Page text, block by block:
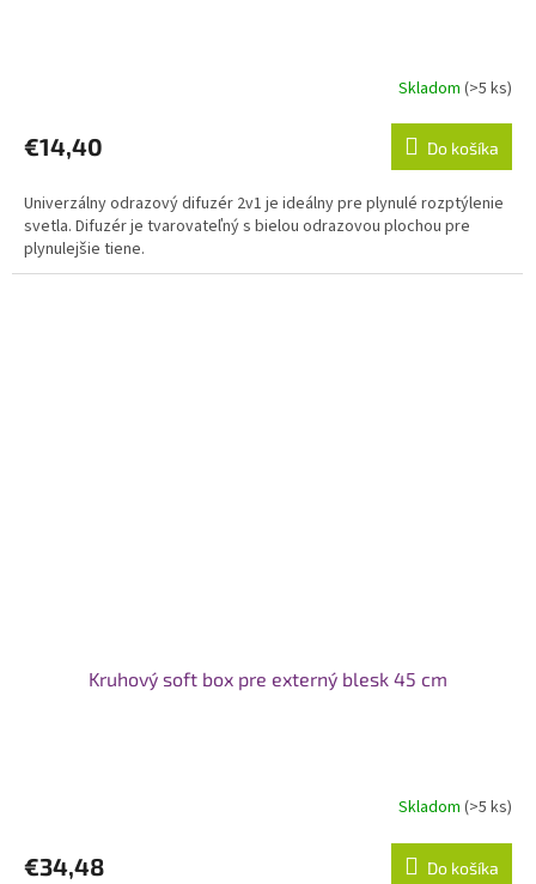
Skladom (>5 ks)
€14,40 Do košíka
Univerzálny odrazový difuzér 2v1 je ideálny pre plynulé rozptýlenie
svetla. Difuzér je tvarovateľný s bielou odrazovou plochou pre
plynulejšie tiene.
Kruhový soft box pre externý blesk 45 cm
Skladom (>5 ks)
€34,48 Do košíka